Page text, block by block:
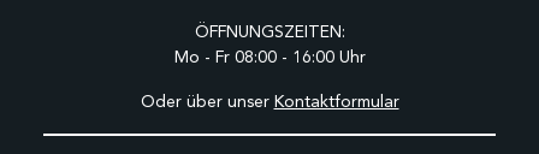
ÖFFNUNGSZEITEN:
Mo - Fr 08:00 - 16:00 Uhr
Oder über unser Kontaktformular